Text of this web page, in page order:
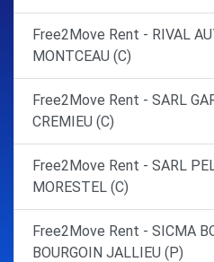
Free2Move Rent - RIVAL
MONTCEAU (C)
Free2Move Rent - SARL
CREMIEU (C)
Free2Move Rent - SARL
MORESTEL (C)
Free2Move Rent - SICMA
BOURGOIN JALLIEU (P)